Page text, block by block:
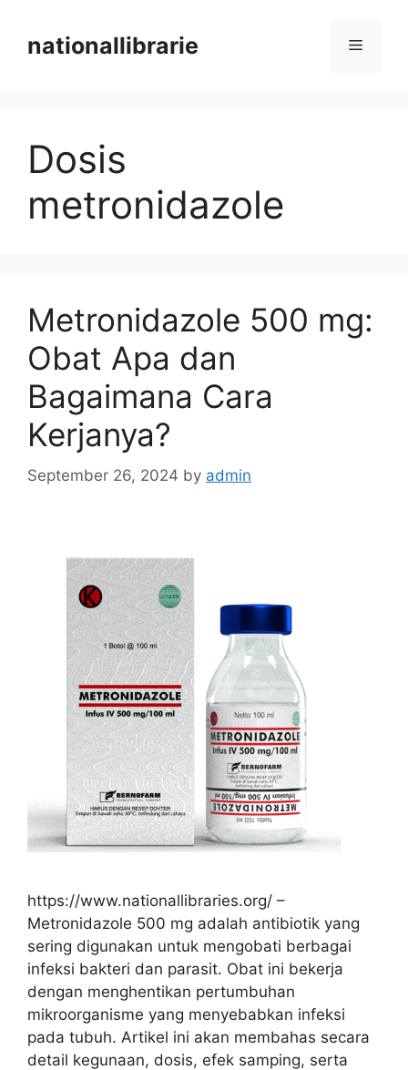
contentnationallibrarie Menu
Dosis
metronidazole
Metronidazole 500 mg:
Obat Apa dan
Bagaimana Cara
Kerjanya?
September 26, 2024 by admin
https://www.nationallibraries.org/ –
Metronidazole 500 mg adalah antibiotik yang
sering digunakan untuk mengobati berbagai
infeksi bakteri dan parasit. Obat ini bekerja
dengan menghentikan pertumbuhan
mikroorganisme yang menyebabkan infeksi
pada tubuh. Artikel ini akan membahas secara
detail kegunaan, dosis, efek samping, serta